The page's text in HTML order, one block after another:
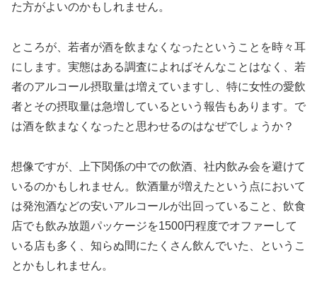
た方がよいのかもしれません。
ところが、若者が酒を飲まなくなったということを時々耳
にします。実態はある調査によればそんなことはなく、若
者のアルコール摂取量は増えていますし、特に女性の愛飲
者とその摂取量は急増しているという報告もあります。で
は酒を飲まなくなったと思わせるのはなぜでしょうか？
想像ですが、上下関係の中での飲酒、社内飲み会を避けて
いるのかもしれません。飲酒量が増えたという点において
は発泡酒などの安いアルコールが出回っていること、飲食
店でも飲み放題パッケージを1500円程度でオファーして
いる店も多く、知らぬ間にたくさん飲んでいた、というこ
とかもしれません。